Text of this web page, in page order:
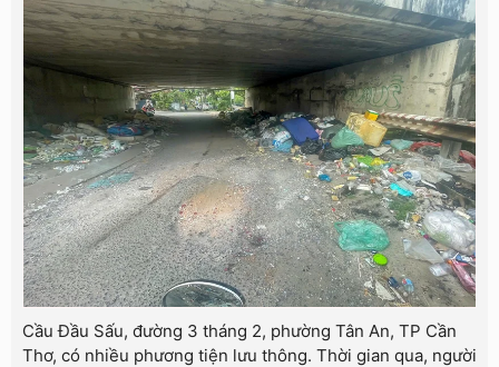
Cầu Đầu Sấu, đường 3 tháng 2, phường Tân An, TP Cần
Thơ, có nhiều phương tiện lưu thông. Thời gian qua, người